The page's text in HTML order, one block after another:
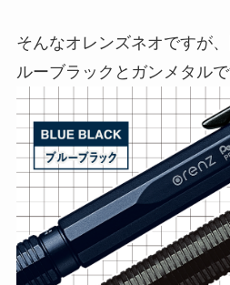
そんなオレンズネオですが
ルーブラックとガンメタルで